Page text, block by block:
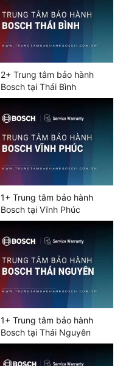
2+ Trung tâm bảo hành
Bosch tại Thái Bình
1+ Trung tâm bảo hành
Bosch tại Vĩnh Phúc
1+ Trung tâm bảo hành
Bosch tại Thái Nguyên